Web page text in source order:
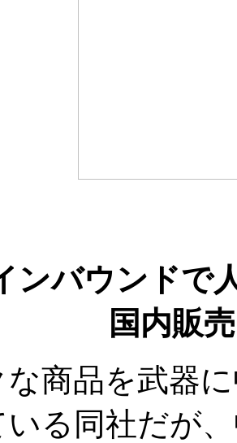
バウンドで人
国内販
商品を武器
る同社だが